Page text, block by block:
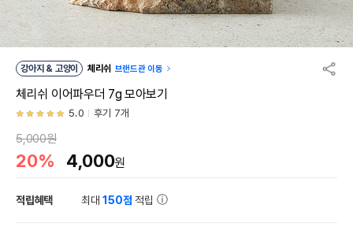
강아지 & 고양이 체리쉬 브랜드관 이동
체리쉬 이어파우더 7g 모아보기
5.0 후기 7개
5,000원
20% 4,000원
적립혜택 최대150점 적립